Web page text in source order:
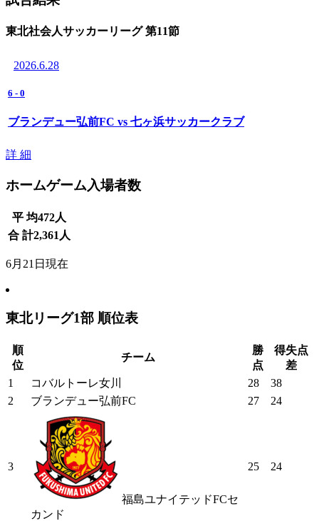
東北社会人サッカーリーグ 第11節
2026.6.28
6 - 0
ブランデュー弘前FC vs 七ヶ浜サッカークラブ
詳 細
ホームゲーム入場者数
平 均472人
合 計2,361 人
6月21日現在
東北リーグ1部 順位表
順
位
チーム
勝
点
得失点
差
1
コバルトーレ女川 28
38
2
ブランデュー弘前FC 27 24
3
福島ユナイテッドFCセ
カンド
25 24